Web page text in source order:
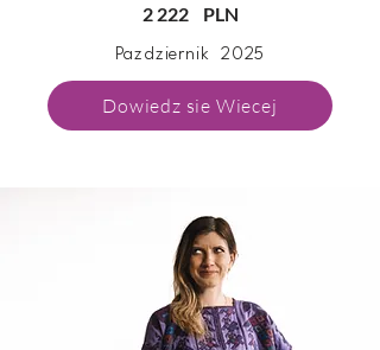
2 222 PLN
Pazdziernik 2025
Dowiedz sie Wiecej